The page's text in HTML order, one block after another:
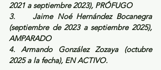
2021 a septiembre 2023), PRÓFUGO
3.    Jaime Noé Hernández Bocanegra
(septiembre de 2023 a septiembre 2025),
AMPARADO
4. Armando González Zozaya (octubre
2025 a la fecha), EN ACTIVO.